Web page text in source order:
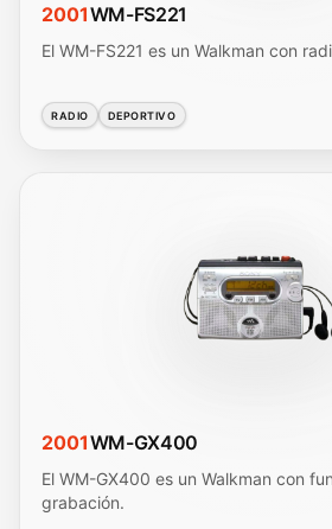
2001WM-FS221
El WM-FS221 es un Walkman con
RADIO DEPORTIVO
2001WM-GX400
El WM-GX400 es un Walkman con
grabación.